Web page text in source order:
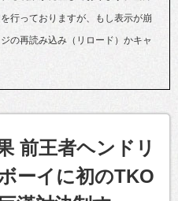
行っておりますが、もし表示が崩
の再読み込み（リロード）かキャ
前王者ヘンドリ
ーイに初のTKO